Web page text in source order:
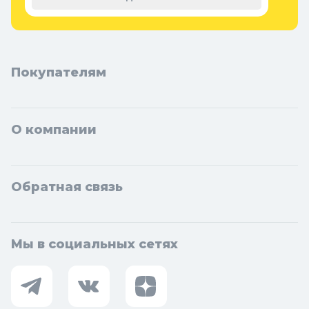
Новосибирска и Новосибирской области: Бердск, Искитим,
Кольцово.
Покупателям
О компании
Обратная связь
Мы в социальных сетях